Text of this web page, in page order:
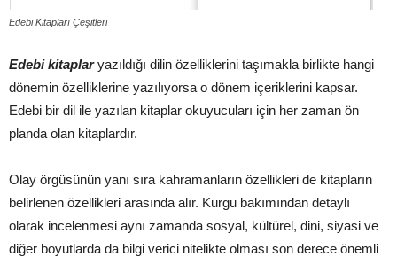
Edebi Kitapları Çeşitleri
Edebi kitaplar yazıldığı dilin özelliklerini taşımakla birlikte hangi
dönemin özelliklerine yazılıyorsa o dönem içeriklerini kapsar.
Edebi bir dil ile yazılan kitaplar okuyucuları için her zaman ön
planda olan kitaplardır.
Olay örgüsünün yanı sıra kahramanların özellikleri de kitapların
belirlenen özellikleri arasında alır. Kurgu bakımından detaylı
olarak incelenmesi aynı zamanda sosyal, kültürel, dini, siyasi ve
diğer boyutlarda da bilgi verici nitelikte olması son derece önemli